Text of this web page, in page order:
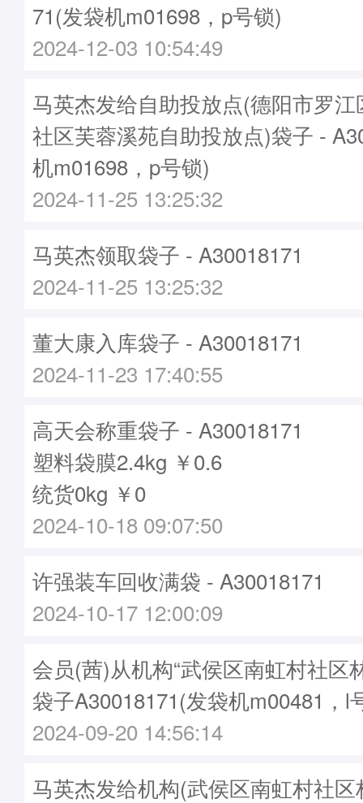
71(发袋机m01698，p号锁)
2024-12-03 10:54:49
马英杰发给自助投放点(德阳市罗
社区芙蓉溪苑自助投放点)袋子 -
机m01698，p号锁)
2024-11-25 13:25:32
马英杰领取袋子 - A30018171
2024-11-25 13:25:32
董大康入库袋子 - A30018171
2024-11-23 17:40:55
高天会称重袋子 - A30018171
塑料袋膜2.4kg ￥0.6
统货0kg ￥0
2024-10-18 09:07:50
许强装车回收满袋 - A30018171
2024-10-17 12:00:09
会员(茜)从机构“武侯区南虹村社区
袋子A30018171(发袋机m00481，l
2024-09-20 14:56:14
马英杰发给机构(武侯区南虹村社